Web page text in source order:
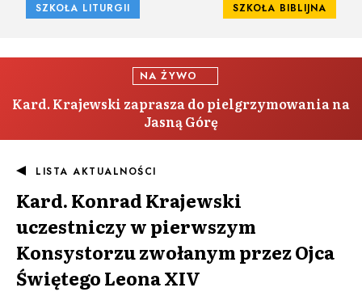
SZKOŁA LITURGII SZKOŁA BIBLIJNA
NA ŻYWO
Kard. Krajewski zaprasza do pielgrzymowania na
Jasną Górę
LISTA AKTUALNOŚCI
Kard. Konrad Krajewski
uczestniczy w pierwszym
Konsystorzu zwołanym przez Ojca
Świętego Leona XIV